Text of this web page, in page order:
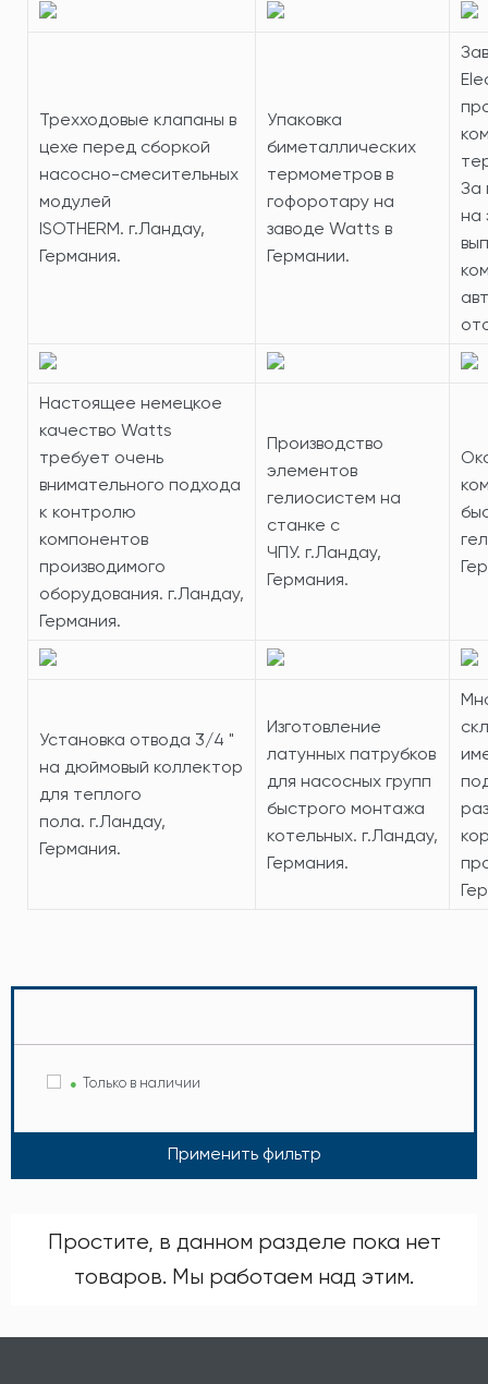
Трехходовые клапаны в
цехе перед сборкой
насосно-смесительных
модулей
ISOTHERM. г.Ландау,
Германия.
Упаковка
биметаллических
термометров в
гофоротару на
заводе Watts в
Германии.
За
на
Настоящее немецкое
качество Watts
требует очень
внимательного подхода
к контролю
компонентов
производимого
оборудования. г.Ландау,
Германия.
Производство
элементов
гелиосистем на
станке с
ЧПУ. г.Ландау,
Германия.
Установка отвода 3/4 "
на дюймовый коллектор
для теплого
пола. г.Ландау,
Германия.
Изготовление
латунных патрубков
для насосных групп
быстрого монтажа
котельных. г.Ландау,
Германия.
Только в наличии
Применить фильтр
Простите, в данном разделе пока нет
товаров. Мы работаем над этим.